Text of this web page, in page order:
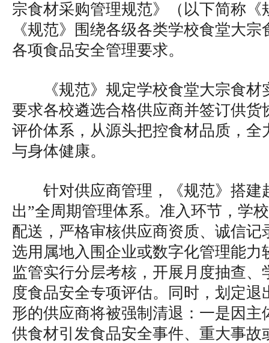
宗食材采购管理规范》（以下简称《
《规范》围绕各级各类学校食堂大
各项食品安全管理要求。
《规范》规定学校食堂大宗食
要求各校遴选合格供应商并签订供货
评价体系，从源头把控食材品质，全
与身体健康。
针对供应商管理，《规范》搭
出”全周期管理体系。准入环节，学
配送，严格审核供应商资质、诚信记
选用属地入围企业或数字化管理能力
监管实行分层考核，开展月度抽查、
度食品安全专项评估。同时，划定退
形的供应商将被强制清退：一是因主
供食材引发食品安全事件、重大事故